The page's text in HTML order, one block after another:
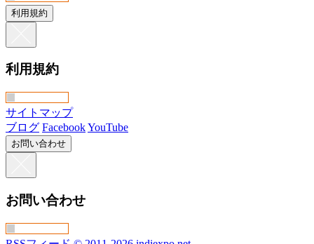
利用規約
利用規約
サイトマップ
ブログ FacebookYouTube
お問い合わせ
お問い合わせ